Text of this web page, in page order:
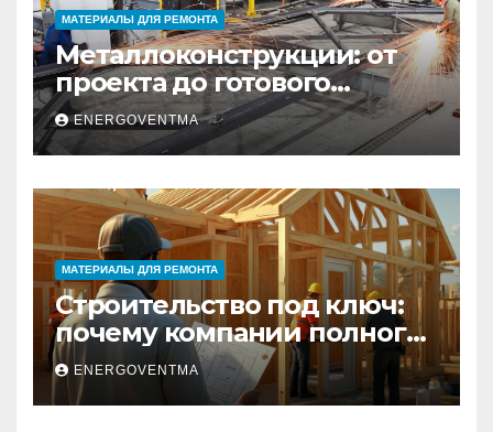
МАТЕРИАЛЫ ДЛЯ РЕМОНТА
Металлоконструкции: от
проекта до готового
изделия – полный
практический гид
ENERGOVENTMA
МАТЕРИАЛЫ ДЛЯ РЕМОНТА
Строительство под ключ:
почему компании полного
цикла меняют рынок
недвижимости
ENERGOVENTMA